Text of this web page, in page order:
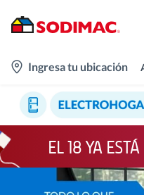
location-
Ingresa tu ubicación
EL 18 YA